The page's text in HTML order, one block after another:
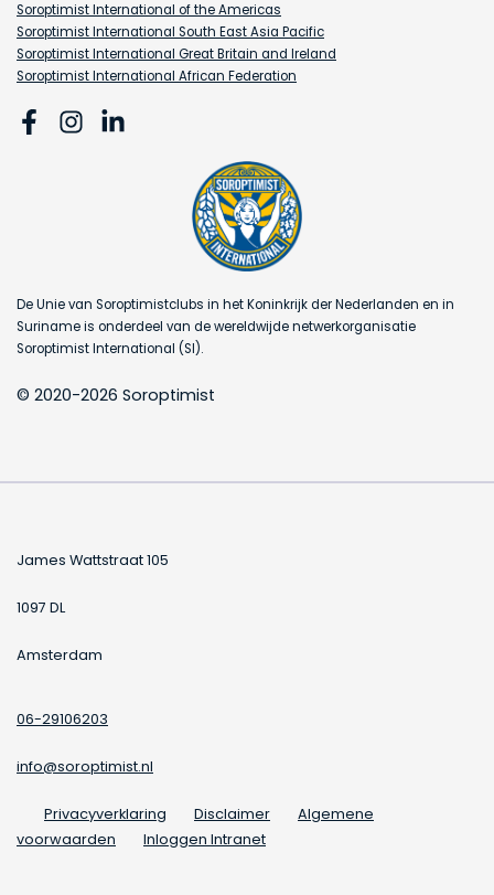
Soroptimist International of the Americas
Soroptimist International South East Asia Pacific
Soroptimist International Great Britain and Ireland
Soroptimist International African Federation
De Unie van Soroptimistclubs in het Koninkrijk der Nederlanden en in
Suriname is onderdeel van de wereldwijde netwerkorganisatie
Soroptimist International (SI).
© 2020-2026 Soroptimist
James Wattstraat 105
1097 DL
Amsterdam
06-29106203
info@soroptimist.nl
Privacyverklaring Disclaimer
Algemene
voorwaarden
Inloggen Intranet